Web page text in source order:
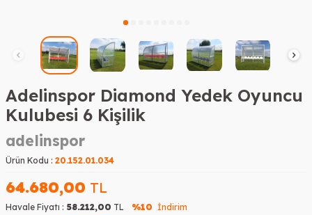
Adelinspor Diamond Yedek Oyuncu
Kulubesi 6 Kişilik
adelinspor
Ürün Kodu : 20.152.01.034
64.680,00 TL
Havale Fiyatı : 58.212,00 TL %10 İndirim